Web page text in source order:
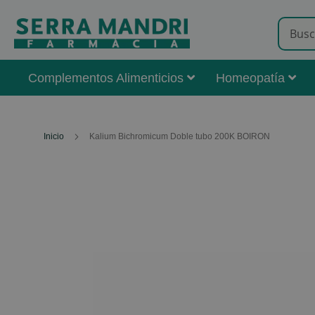
Complementos Alimenticios Homeopatía
Inicio Kalium Bichromicum Doble tubo 200K BOIRON